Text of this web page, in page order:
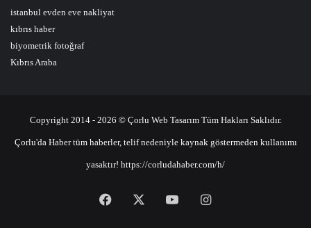
istanbul evden eve nakliyat
kıbrıs haber
biyometrik fotoğraf
Kıbrıs Araba
Copyright 2014 - 2026 © Çorlu Web Tasarım Tüm Hakları Saklıdır.
Çorlu'da Haber tüm haberler, telif nedeniyle kaynak göstermeden kullanımı
yasaktır! https://corludahaber.com/h/
Facebook YouTubeInstagram